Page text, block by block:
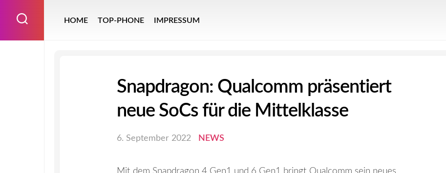
HOME TOP-PHONE IMPRESSUM
Snapdragon: Qualcomm präsentiert
neue SoCs für die Mittelklasse
6. September 2022 NEWS